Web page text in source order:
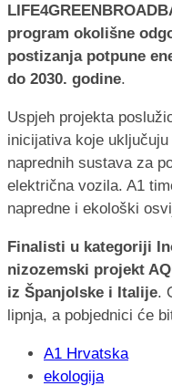
program okolišne
postizanja potpune
do 2030. godine.
Uspjeh projekta
inicijativa koje
naprednih sustava za
električna vozila. A1
napredne i ekološki
Finalisti u kategoriji
nizozemski projekt
iz Španjolske i Italije.
lipnja, a pobjednici će
A1 Hrvatska
ekologija